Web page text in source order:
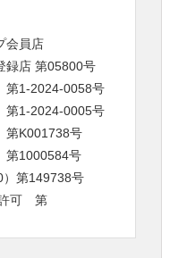
会員店
録店 第05800号
1-2024-0058号
1-2024-0005号
第K001738号
第1000584号
）第149738号
許可 第